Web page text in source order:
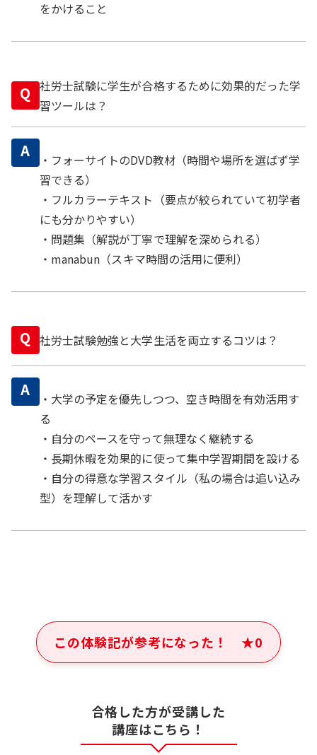
をかけること
Q 社労士試験に学生が合格するために効果的だった学
習ツールは？
A
・フォーサイトのDVD教材（時間や場所を選ばず学
習できる）
・フルカラーテキスト（要点が絞られていて初学者
にも分かりやすい）
・問題集（解説が丁寧で理解を深められる）
・manabun（スキマ時間の活用に便利）
Q 社労士試験勉強と大学生活を両立するコツは？
A
・大学の予定を優先しつつ、空き時間を有効活用す
る
・自分のペースを守って無理なく継続する
・長期休暇を効果的に使って集中学習期間を設ける
・自分の得意な学習スタイル（私の場合は追い込み
型）を理解して活かす
この体験記が参考になった！ ★0
合格した方が受講した
講座はこちら！